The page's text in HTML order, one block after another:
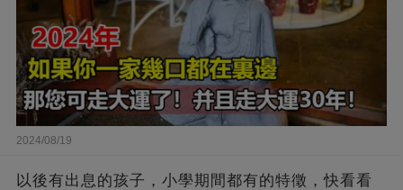
2024/08/19
以後有出息的孩子，小學期間都有的特徵，快看看